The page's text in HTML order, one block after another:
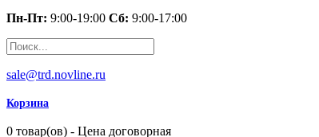
Пн-Пт: 9:00-19:00 Сб: 9:00-17:00
sale@trd.novline.ru
Корзина
0 товар(ов) - Цена договорная